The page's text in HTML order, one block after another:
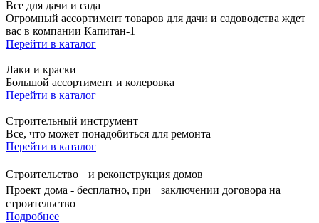
Все для дачи и сада
Огромный ассортимент товаров для дачи и садоводства ждет
вас в компании Капитан-1
Перейти в каталог
Лаки и краски
Большой ассортимент и колеровка
Перейти в каталог
Строительный инструмент
Все, что может понадобиться для ремонта
Перейти в каталог
Строительство и реконструкция домов
Проект дома - бесплатно, при заключении договора на
строительство
Подробнее